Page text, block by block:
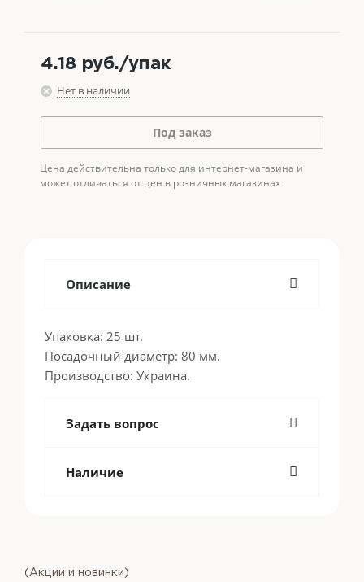
4.18 руб./упак
Нет в наличии
Под заказ
Цена действительна только для интернет-магазина и
может отличаться от цен в розничных магазинах
Описание
Упаковка: 25 шт.
Посадочный диаметр: 80 мм.
Производство: Украина.
Задать вопрос
Наличие
(Акции и новинки)